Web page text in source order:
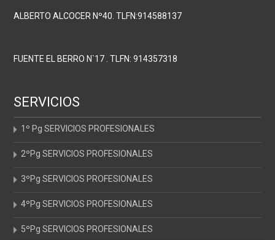
ALBERTO ALCOCER Nº40. TLFN:914588137
FUENTE EL BERRO N`17 . TLFN: 914357318
SERVICIOS
1º Pg SERVICIOS PROFESIONALES
2ºPg SERVICIOS PROFESIONALES
3ºPg SERVICIOS PROFESIONALES
4ºPg SERVICIOS PROFESIONALES
5ºPg SERVICIOS PROFESIONALES